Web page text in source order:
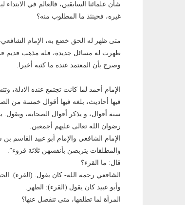
شأن علمائنا السابقين، فالعالم في
غيره، فحينئذ ما المطلوب منه؟
متى ظهر له الحق خضع به، اﻹمام
ظهرت له مسائل جديدة، فله مذهب قديم
وصرح بأن المعتمد عنده ما كتبه أخيرا.
اﻹمام أحمد لما كانت تجتمع عنده اﻻدلة،
فيها أحاديث، بلغه فيها أقوال خمسة من
ستة أقوال، و يذكر أقوال الصحابة،
رضوان الله تعالى عليهم أجمعين.
اﻹمام الشافعي واﻹمام أبو عبيد القاسم
والمطلقات يتربصن بأنفسهن ثلاثة قروء”.
قال: ما القرء؟
الشافعي رحمه الله- كان يقول: (القرء):
وأبو عبيد كان يقول (القرء): الطهر.
المرأة لما تطلقها، متى تنفصل عنها؟